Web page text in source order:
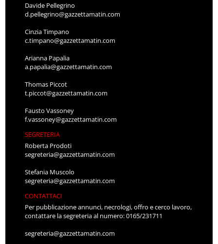
Davide Pellegrino
d.pellegrino@gazzettamatin.com
Cinzia Timpano
c.timpano@gazzettamatin.com
Arianna Papalia
a.papalia@gazzettamatin.com
Thomas Piccot
t.piccot@gazzettamatin.com
Fausto Vassoney
f.vassoney@gazzettamatin.com
SEGRETERIA
Roberta Prodoti
segreteria@gazzettamatin.com
Stefania Muscolo
segreteria@gazzettamatin.com
CONTATTACI
Per pubblicazione annunci, necrologi, offro e cerco lavoro,
contattare la segreteria al numero: 0165/231711
segreteria@gazzettamatin.com